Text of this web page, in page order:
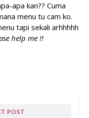
apa kan?? Cuma
menu tu cam ko.
tapi sekali arhhhhh
help me !!
POST